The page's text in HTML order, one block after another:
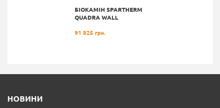
БIОКАМIН SPARTHERM
QUADRA WALL
91 825 грн.
НОВИНИ